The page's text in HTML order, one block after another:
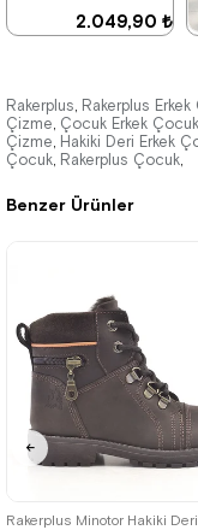
2.049,90 ₺
%42İndirim
Ücretsiz
Kargo
Benzer Ürünler
26 27 28 29 30
Rakerplus, Rakerplus
Çizme, Çocuk Erkek
Çizme, Hakiki Deri Erkek
Çocuk, Rakerplus Çocuk,